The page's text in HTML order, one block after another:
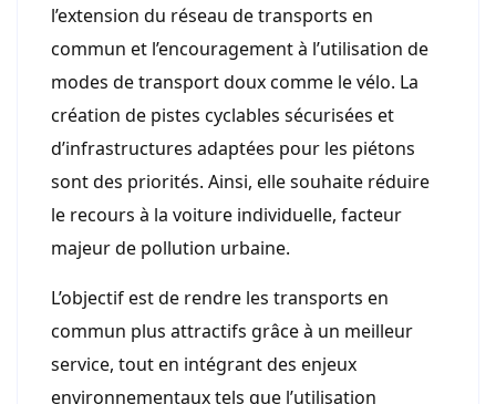
l’extension du réseau de transports en
commun et l’encouragement à l’utilisation de
modes de transport doux comme le vélo. La
création de pistes cyclables sécurisées et
d’infrastructures adaptées pour les piétons
sont des priorités. Ainsi, elle souhaite réduire
le recours à la voiture individuelle, facteur
majeur de pollution urbaine.
L’objectif est de rendre les transports en
commun plus attractifs grâce à un meilleur
service, tout en intégrant des enjeux
environnementaux tels que l’utilisation